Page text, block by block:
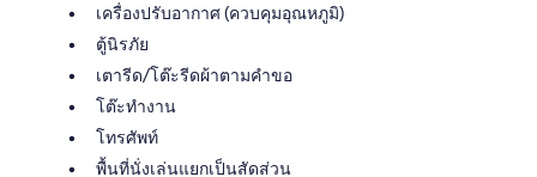
เครื่องปรับอากาศ (ควบคุมอุณหภูมิ)
ตู้นิรภัย
เตารีด/โต๊ะรีดผ้าตามคำขอ
โต๊ะทำงาน
โทรศัพท์
พื้นที่นั่งเล่นแยกเป็นสัดส่วน